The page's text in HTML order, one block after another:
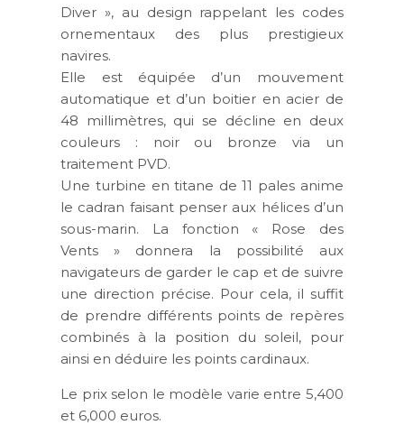
Diver », au design rappelant les codes
ornementaux des plus prestigieux
navires.
Elle est équipée d’un mouvement
automatique et d’un boitier en acier de
48 millimètres, qui se décline en deux
couleurs : noir ou bronze via un
traitement PVD.
Une turbine en titane de 11 pales anime
le cadran faisant penser aux hélices d’un
sous-marin. La fonction « Rose des
Vents » donnera la possibilité aux
navigateurs de garder le cap et de suivre
une direction précise. Pour cela, il suffit
de prendre différents points de repères
combinés à la position du soleil, pour
ainsi en déduire les points cardinaux.
Le prix selon le modèle varie entre 5,400
et 6,000 euros.